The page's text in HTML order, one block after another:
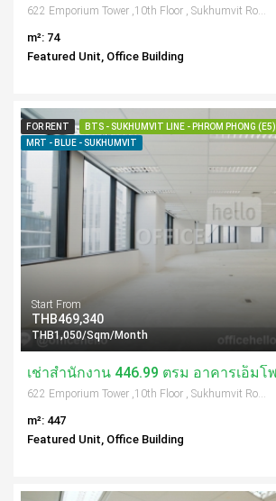
622 Emporium Tower ,10th Floor , Sukhumvit Road, Soi 24, Klongtoey, Bangkok, 10110, Thailand
m²: 74
Featured Unit, Office Building
FOR RENT
BTS - SUKHUMVIT LINE - PHROM PHONG (E5)
MRT - BLUE - SUKHUMVIT
Start From
THB469,340
THB1,050/Sqm/Month
m²: 447
Featured Unit, Office Building